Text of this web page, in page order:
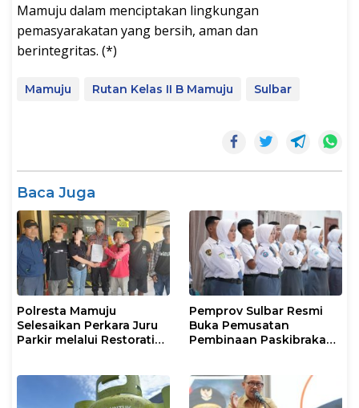
Mamuju dalam menciptakan lingkungan
pemasyarakatan yang bersih, aman dan
berintegritas. (*)
Mamuju Rutan Kelas II B Mamuju Sulbar
Baca Juga
Polresta Mamuju
Selesaikan Perkara Juru
Parkir melalui Restorative
Pemprov Sulbar Resmi
Buka Pemusatan
Pembinaan Paskibraka